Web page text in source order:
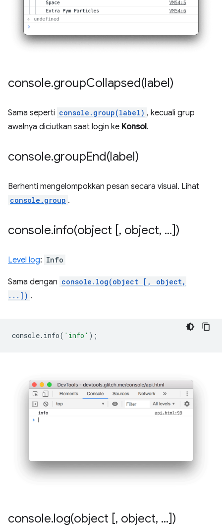
console.groupCollapsed(label)
Sama seperti console.group(label) , kecuali grup
awalnya diciutkan saat login ke Konsol.
console.groupEnd(label)
Berhenti mengelompokkan pesan secara visual. Lihat
console.group .
console.info(object [, object, ...])
Level log: Info
Sama dengan console.log(object [, object,
...]) .
console. info( 'info' );
console.log(object [, object, ...])